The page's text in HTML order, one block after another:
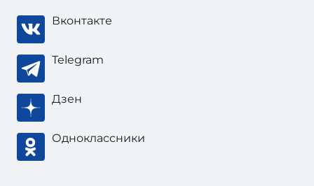
Вконтакте
Telegram
Дзен
Одноклассники